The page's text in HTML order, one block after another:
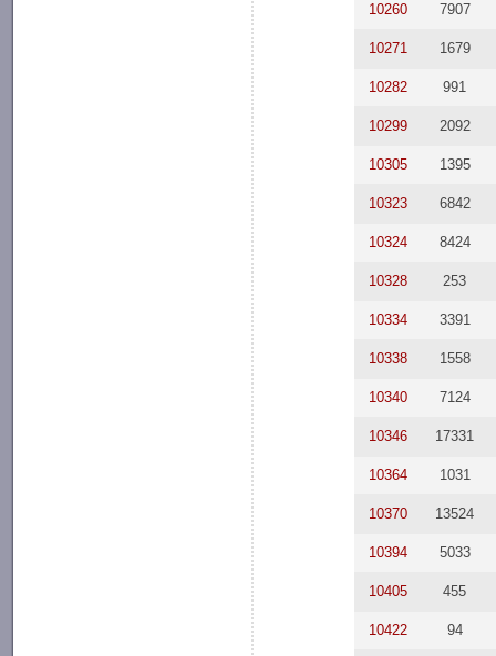
10260 7907
10271 1679
10282 991
10299 2092
10305 1395
10323 6842
10324 8424
10328 253
10334 3391
10338 1558
10340 7124
10346 17331
10364 1031
10370 13524
10394 5033
10405 455
10422 94